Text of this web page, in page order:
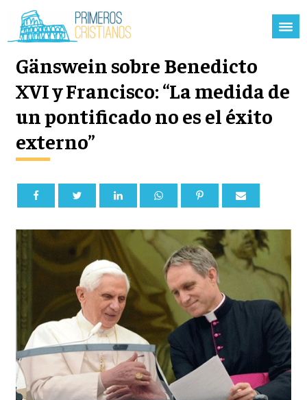
Gänswein sobre Benedicto
XVI y Francisco: “La medida de
un pontificado no es el éxito
externo”